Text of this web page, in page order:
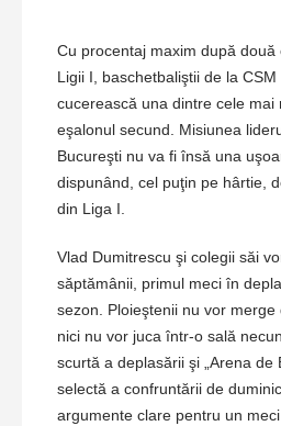
Cu procentaj maxim după
Ligii I, baschetbaliştii de la
cucerească una dintre cele mai
eşalonul secund. Misiunea
Bucureşti nu va fi însă una
dispunând, cel puţin pe hârtie,
din Liga I.
Vlad Dumitrescu şi colegii săi
săptămânii, primul meci în
sezon. Ploieştenii nu vor
nici nu vor juca într-o sală
scurtă a deplasării şi „Arena de
selectă a confruntării de
argumente clare pentru un